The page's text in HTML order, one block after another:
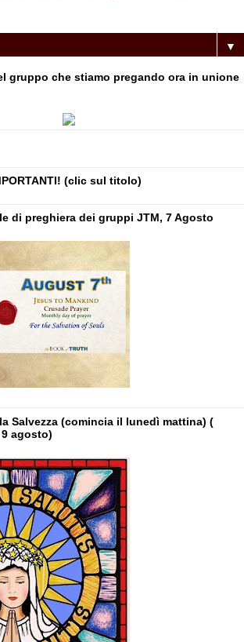
▼
gruppo che stiamo pregando ora in unione
(clic sul titolo)
di preghiera dei gruppi JTM, 7 Agosto
Salvezza (comincia il lunedì mattina) (
agosto)